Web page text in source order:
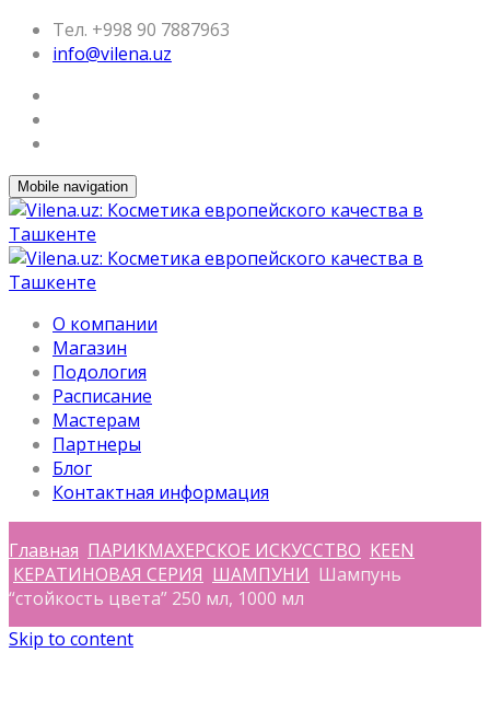
Тел. +998 90 7887963
info@vilena.uz
Mobile navigation
О компании
Магазин
Подология
Расписание
Мастерам
Партнеры
Блог
Контактная информация
Главная ПАРИКМАХЕРСКОЕ ИСКУССТВО KEEN
КЕРАТИНОВАЯ СЕРИЯ ШАМПУНИ Шампунь
“стойкость цвета” 250 мл, 1000 мл
Skip to content